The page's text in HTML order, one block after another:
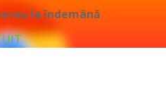
la îndemână